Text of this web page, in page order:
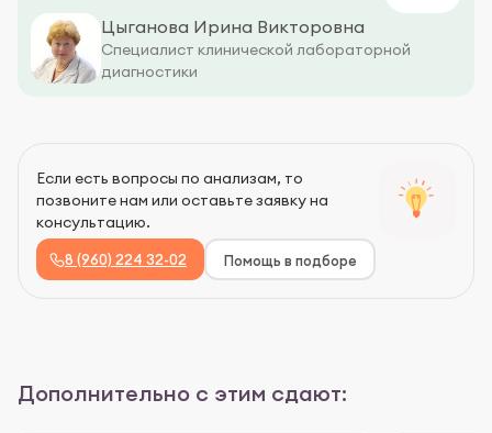
Цыганова Ирина Викторовна
Специалист клинической лабораторной
диагностики
Если есть вопросы по анализам, то
позвоните нам или оставьте заявку на
консультацию.
8 (960) 224 32-02 Помощь в подборе
Дополнительно с этим сдают: